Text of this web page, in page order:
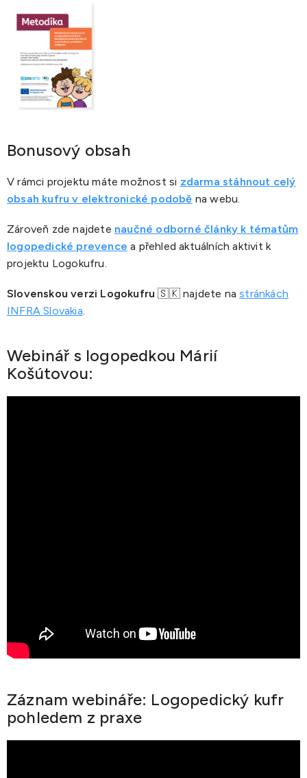
Bonusový obsah
V rámci projektu máte možnost si zdarma stáhnout celý
obsah kufru v elektronické podobě na webu.
Zároveň zde najdete naučné odborné články k tématům
logopedické prevence a přehled aktuálních aktivit k
projektu Logokufru.
Slovenskou verzi Logokufru 🇸🇰 najdete nastránkách
INFRA Slovakia.
Webinář s logopedkou Márií
Košútovou:
Záznam webináře: Logopedický kufr
pohledem z praxe